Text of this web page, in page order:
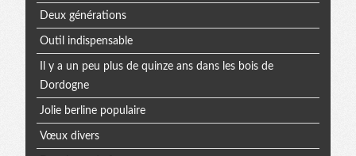
Deux générations
Outil indispensable
Il y a un peu plus de quinze ans dans les bois de
Dordogne
Jolie berline populaire
Vœux divers